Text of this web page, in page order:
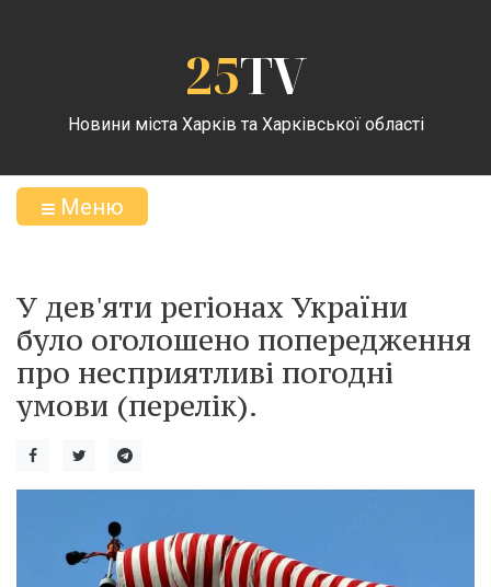
25TV
Новини міста Харків та Харківської області
Меню
У дев'яти регіонах України
було оголошено попередження
про несприятливі погодні
умови (перелік).